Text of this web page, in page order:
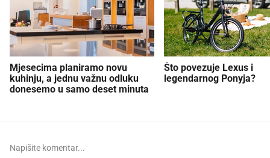
Mjesecima planiramo novu
kuhinju, a jednu važnu odluku
donesemo u samo deset minuta
Što povezuje Lexus i
legendarnog Ponyja?